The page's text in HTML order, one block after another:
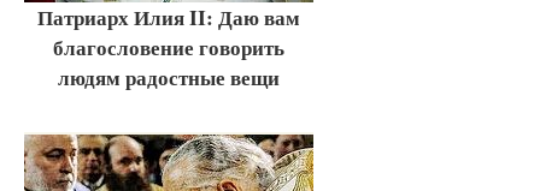
Патриарх Илия II: Даю вам
благословение говорить
людям радостные вещи